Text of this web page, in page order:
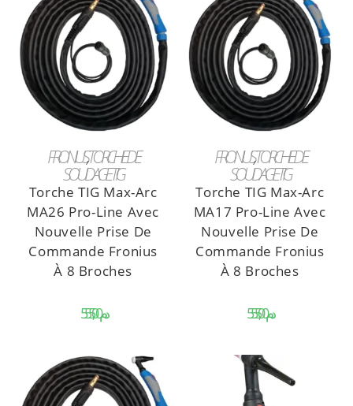
FRONIUS,TORCHE DE
SOUDAGE TIG
Torche TIG Max-Arc
MA26 Pro-Line Avec
Nouvelle Prise De
Commande Fronius
À 8 Broches
د.م.
555,00
FRONIUS,TORCHE DE
SOUDAGE TIG
Torche TIG Max-Arc
MA17 Pro-Line Avec
Nouvelle Prise De
Commande Fronius
À 8 Broches
د.م.
555,00